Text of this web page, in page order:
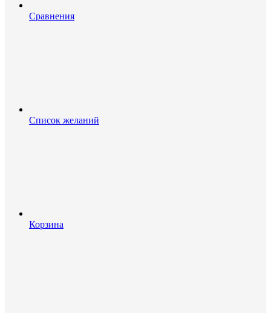
Сравнения
Список желаний
Корзина